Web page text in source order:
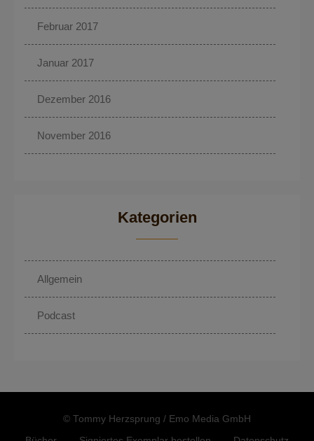
Februar 2017
Januar 2017
Dezember 2016
November 2016
Kategorien
Allgemein
Podcast
© Tommy Herzsprung / Emo Media GmbH